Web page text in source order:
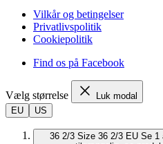
Vilkår og betingelser
Privatlivspolitik
Cookiepolitik
Find os på Facebook
Vælg størrelse
Luk modal
EU
US
36 2/3 Size 36 2/3 EU Se 1